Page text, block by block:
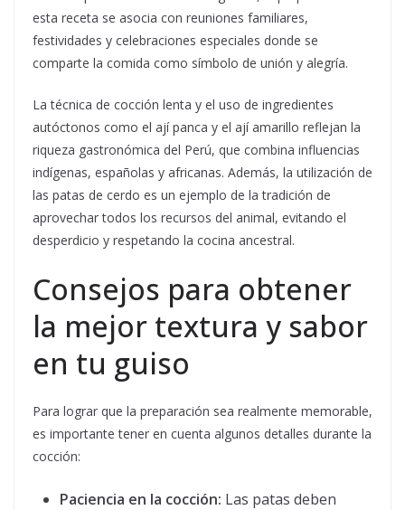
esta receta se asocia con reuniones familiares,
festividades y celebraciones especiales donde se
comparte la comida como símbolo de unión y alegría.
La técnica de cocción lenta y el uso de ingredientes
autóctonos como el ají panca y el ají amarillo reflejan la
riqueza gastronómica del Perú, que combina influencias
indígenas, españolas y africanas. Además, la utilización de
las patas de cerdo es un ejemplo de la tradición de
aprovechar todos los recursos del animal, evitando el
desperdicio y respetando la cocina ancestral.
Consejos para obtener
la mejor textura y sabor
en tu guiso
Para lograr que la preparación sea realmente memorable,
es importante tener en cuenta algunos detalles durante la
cocción:
Paciencia en la cocción: Las patas deben